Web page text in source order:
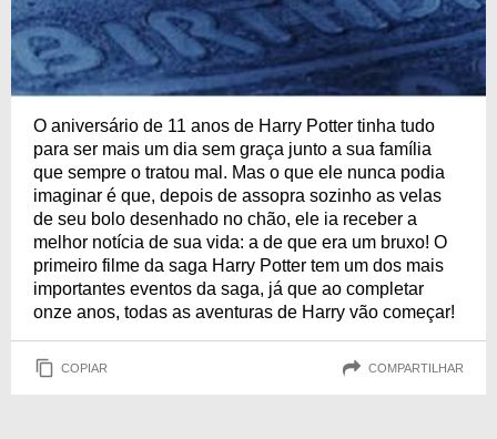
O aniversário de 11 anos de Harry Potter tinha tudo
para ser mais um dia sem graça junto a sua família
que sempre o tratou mal. Mas o que ele nunca podia
imaginar é que, depois de assopra sozinho as velas
de seu bolo desenhado no chão, ele ia receber a
melhor notícia de sua vida: a de que era um bruxo! O
primeiro filme da saga Harry Potter tem um dos mais
importantes eventos da saga, já que ao completar
onze anos, todas as aventuras de Harry vão começar!
COPIAR COMPARTILHAR